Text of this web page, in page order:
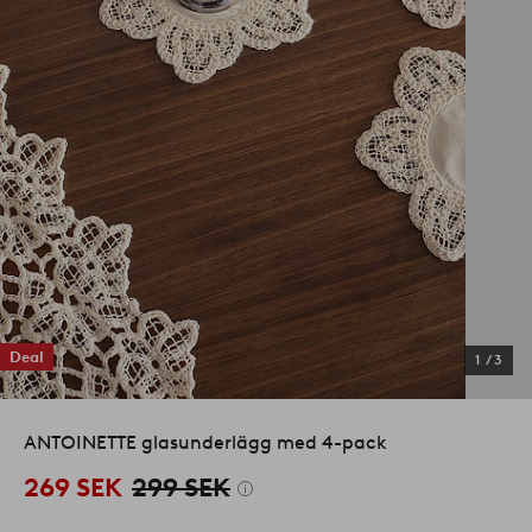
Deal 1 /3
ANTOINETTE glasunderlägg med 4-pack
269 SEK 299 SEK